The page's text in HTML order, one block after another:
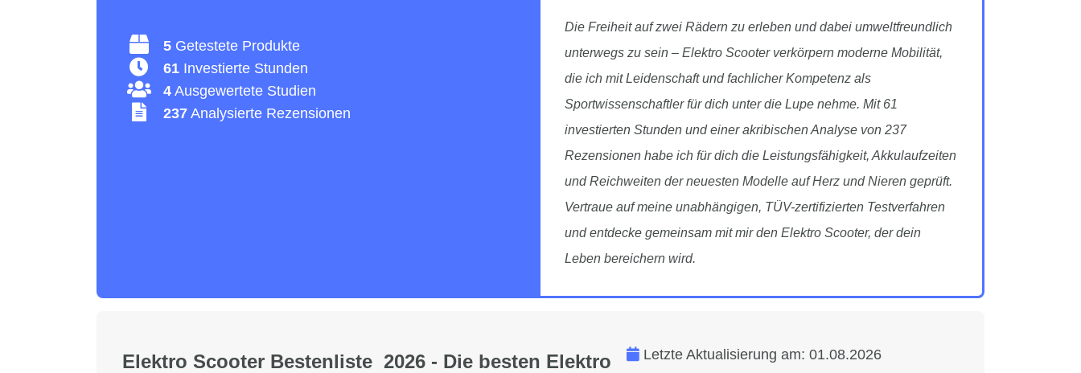
5 Getestete Produkte
61 Investierte Stunden
4 Ausgewertete Studien
237 Analysierte Rezensionen
Die Freiheit auf zwei Rädern zu erleben und dabei umweltfreundlich
unterwegs zu sein – Elektro Scooter verkörpern moderne Mobilität,
die ich mit Leidenschaft und fachlicher Kompetenz als
Sportwissenschaftler für dich unter die Lupe nehme. Mit 61
investierten Stunden und einer akribischen Analyse von 237
Rezensionen habe ich für dich die Leistungsfähigkeit, Akkulaufzeiten
und Reichweiten der neuesten Modelle auf Herz und Nieren geprüft.
Vertraue auf meine unabhängigen, TÜV-zertifizierten Testverfahren
und entdecke gemeinsam mit mir den Elektro Scooter, der dein
Leben bereichern wird.
Elektro Scooter Bestenliste 2026 - Die besten Elektro
Letzte Aktualisierung am:01.08.2026